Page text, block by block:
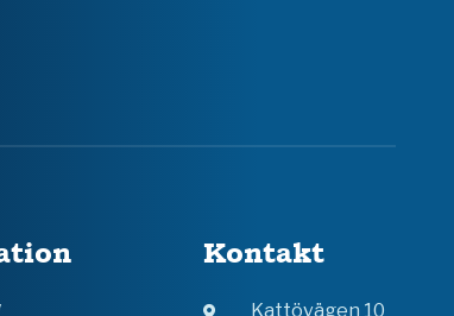
Kontakt
Kattövägen 10